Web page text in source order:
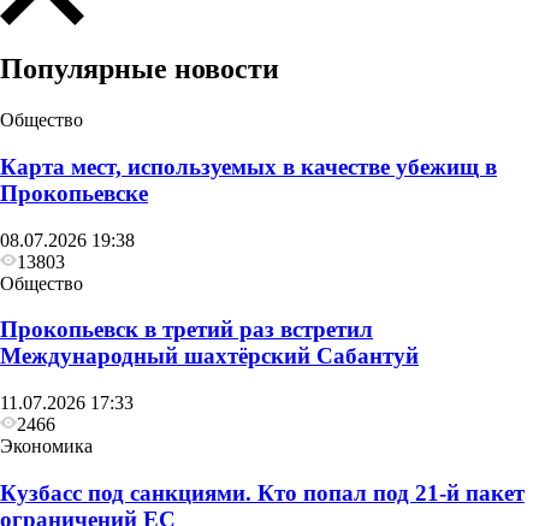
Популярные новости
Общество
Карта мест, используемых в качестве убежищ в
Прокопьевске
08.07.2026 19:38
13803
Общество
Прокопьевск в третий раз встретил
Международный шахтёрский Сабантуй
11.07.2026 17:33
2466
Экономика
Кузбасс под санкциями. Кто попал под 21‑й пакет
ограничений ЕС